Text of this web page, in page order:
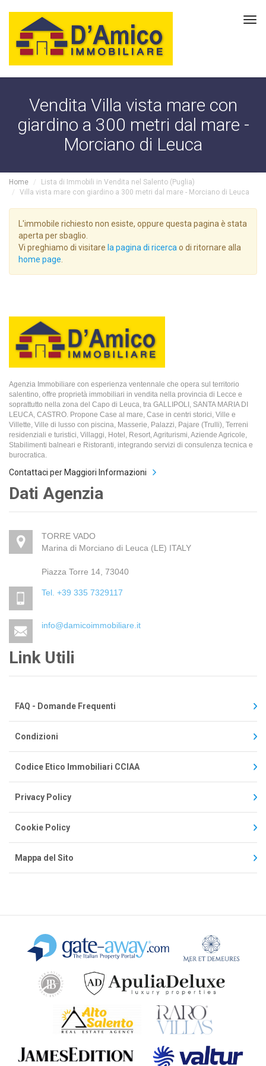
Vendita Villa vista mare con
giardino a 300 metri dal mare -
Morciano di Leuca
Home
Lista di Immobili in Vendita nel Salento (Puglia)
Villa vista mare con giardino a 300 metri dal mare - Morciano di Leuca
L'immobile richiesto non esiste, oppure questa pagina è stata
aperta per sbaglio.
Vi preghiamo di visitare la pagina di ricercao di ritornare alla
home page.
Agenzia Immobiliare con esperienza ventennale che opera sul territorio
salentino, offre proprietà immobiliari in vendita nella provincia di Lecce e
soprattutto nella zona del Capo di Leuca, tra GALLIPOLI, SANTA MARIA DI
LEUCA, CASTRO. Propone Case al mare, Case in centri storici, Ville e
Villette, Ville di lusso con piscina, Masserie, Palazzi, Pajare (Trulli), Terreni
residenziali e turistici, Villaggi, Hotel, Resort, Agriturismi, Aziende Agricole,
Stabilimenti balneari e Ristoranti, integrando servizi di consulenza tecnica e
burocratica.
Contattaci per Maggiori Informazioni
Dati Agenzia
TORRE VADO
Marina di Morciano di Leuca (LE) ITALY
Piazza Torre 14, 73040
Tel. +39 335 7329117
info@damicoimmobiliare.it
Link Utili
FAQ - Domande Frequenti
Condizioni
Codice Etico Immobiliari CCIAA
Privacy Policy
Cookie Policy
Mappa del Sito